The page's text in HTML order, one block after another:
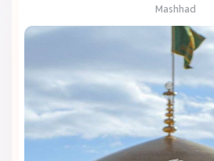
Mashhad